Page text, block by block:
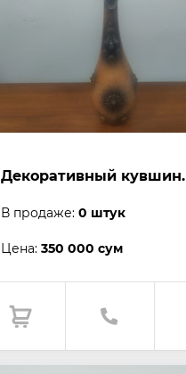
Декоративный кувшин.
В продаже: 0 штук
Цена: 350 000 сум